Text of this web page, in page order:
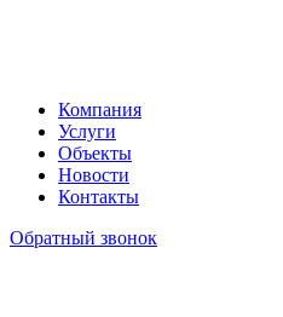
Компания
Услуги
Объекты
Новости
Контакты
Обратный звонок